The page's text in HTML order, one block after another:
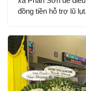
đồng tiền hỗ trợ lũ lụt.